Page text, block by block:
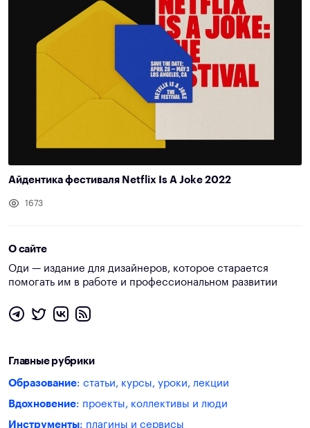
Айдентика фестиваля Netflix Is A Joke 2022
1673
О сайте
Оди — издание для дизайнеров, которое старается
помогать им в работе и профессиональном развитии
Главные рубрики
Образование: статьи, курсы, уроки, лекции
Вдохновение: проекты, коллективы и люди
Инструменты: плагины и сервисы